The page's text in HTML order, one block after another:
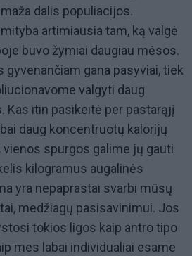
dalis populiacijos.
artimiausia tam, ką valgė
buvo žymiai daugiau mėsos.
gyvenančiam gana pasyviai, tiek
valgyti daug
Kas itin pasikeitė per pastarąjį
daug koncentruotų kalorijų
vienos spurgos galime jų gauti
kilogramus augalinės
yra nepaprastai svarbi mūsų
medžiagų pasisavinimui. Jos
tokios ligos kaip antro tipo
mes labai individualiai esame